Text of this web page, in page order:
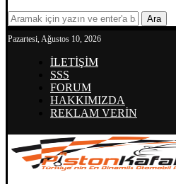
Ara
Pazartesi, Ağustos 10, 2026
İLETİŞİM
SSS
FORUM
HAKKIMIZDA
REKLAM VERİN